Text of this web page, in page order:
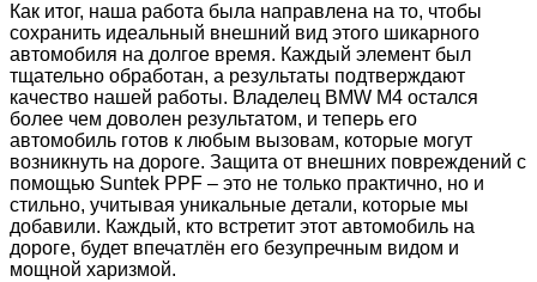
Как итог, наша работа была направлена на то, чтобы
сохранить идеальный внешний вид этого шикарного
автомобиля на долгое время. Каждый элемент был
тщательно обработан, а результаты подтверждают
качество нашей работы. Владелец BMW M4 остался
более чем доволен результатом, и теперь его
автомобиль готов к любым вызовам, которые могут
возникнуть на дороге. Защита от внешних повреждений с
помощью Suntek PPF – это не только практично, но и
стильно, учитывая уникальные детали, которые мы
добавили. Каждый, кто встретит этот автомобиль на
дороге, будет впечатлён его безупречным видом и
мощной харизмой.